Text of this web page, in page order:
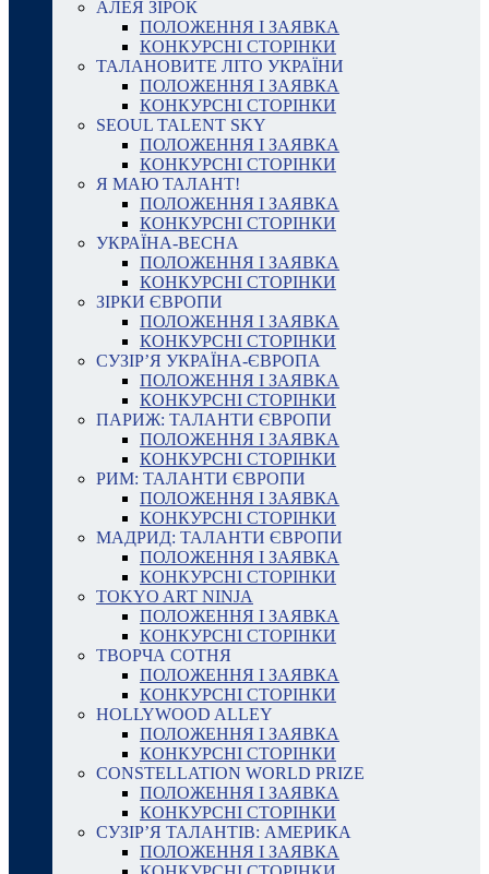
АЛЕЯ ЗІРОК
ПОЛОЖЕННЯ І ЗАЯВКА
КОНКУРСНІ СТОРІНКИ
ТАЛАНОВИТЕ ЛІТО УКРАЇНИ
ПОЛОЖЕННЯ І ЗАЯВКА
КОНКУРСНІ СТОРІНКИ
SEOUL TALENT SKY
ПОЛОЖЕННЯ І ЗАЯВКА
КОНКУРСНІ СТОРІНКИ
Я МАЮ ТАЛАНТ!
ПОЛОЖЕННЯ І ЗАЯВКА
КОНКУРСНІ СТОРІНКИ
УКРАЇНА-ВЕСНА
ПОЛОЖЕННЯ І ЗАЯВКА
КОНКУРСНІ СТОРІНКИ
ЗІРКИ ЄВРОПИ
ПОЛОЖЕННЯ І ЗАЯВКА
КОНКУРСНІ СТОРІНКИ
СУЗІР’Я УКРАЇНА-ЄВРОПА
ПОЛОЖЕННЯ І ЗАЯВКА
КОНКУРСНІ СТОРІНКИ
ПАРИЖ: ТАЛАНТИ ЄВРОПИ
ПОЛОЖЕННЯ І ЗАЯВКА
КОНКУРСНІ СТОРІНКИ
РИМ: ТАЛАНТИ ЄВРОПИ
ПОЛОЖЕННЯ І ЗАЯВКА
КОНКУРСНІ СТОРІНКИ
МАДРИД: ТАЛАНТИ ЄВРОПИ
ПОЛОЖЕННЯ І ЗАЯВКА
КОНКУРСНІ СТОРІНКИ
TOKYO ART NINJA
ПОЛОЖЕННЯ І ЗАЯВКА
КОНКУРСНІ СТОРІНКИ
ТВОРЧА СОТНЯ
ПОЛОЖЕННЯ І ЗАЯВКА
КОНКУРСНІ СТОРІНКИ
HOLLYWOOD ALLEY
ПОЛОЖЕННЯ І ЗАЯВКА
КОНКУРСНІ СТОРІНКИ
CONSTELLATION WORLD PRIZE
ПОЛОЖЕННЯ І ЗАЯВКА
КОНКУРСНІ СТОРІНКИ
СУЗІР’Я ТАЛАНТІВ: АМЕРИКА
ПОЛОЖЕННЯ І ЗАЯВКА